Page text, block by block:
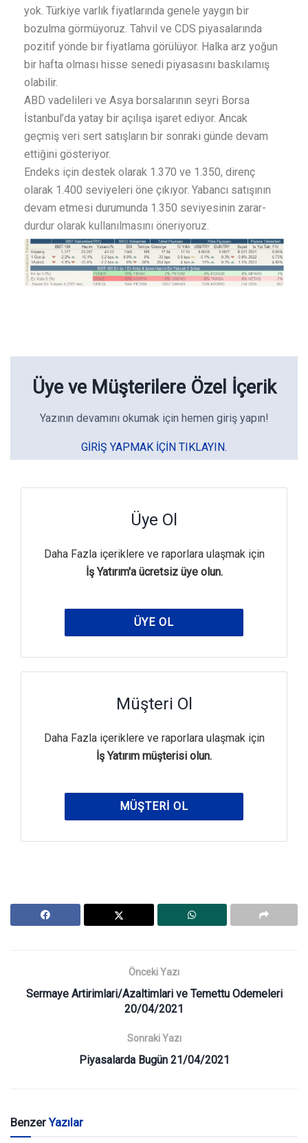
yok. Türkiye varlık fiyatlarında genele yaygın bir
bozulma görmüyoruz. Tahvil ve CDS piyasalarında
pozitif yönde bir fiyatlama görülüyor. Halka arz yoğun
bir hafta olması hisse senedi piyasasını baskılamış
olabilir.
ABD vadelileri ve Asya borsalarının seyri Borsa
İstanbul’da yatay bir açılışa işaret ediyor. Ancak
geçmiş veri sert satışların bir sonraki günde devam
ettiğini gösteriyor.
Endeks için destek olarak 1.370 ve 1.350, direnç
olarak 1.400 seviyeleri öne çıkıyor. Yabancı satışının
devam etmesi durumunda 1.350 seviyesinin zarar-
durdur olarak kullanılmasını öneriyoruz.
Üye ve Müşterilere Özel İçerik
Yazının devamını okumak için hemen giriş yapın!
GIRIŞ YAPMAK IÇIN TIKLAYIN.
Üye Ol
Daha Fazla içeriklere ve raporlara ulaşmak için
İş Yatırım'a ücretsiz üye olun.
ÜYE OL
Müşteri Ol
Daha Fazla içeriklere ve raporlara ulaşmak için
İş Yatırım müşterisi olun.
MÜŞTERI OL
Önceki Yazı
Sermaye Artirimlari/Azaltimlari ve Temettu Odemeleri
20/04/2021
Sonraki Yazı
Piyasalarda Bugün 21/04/2021
BenzerYazılar